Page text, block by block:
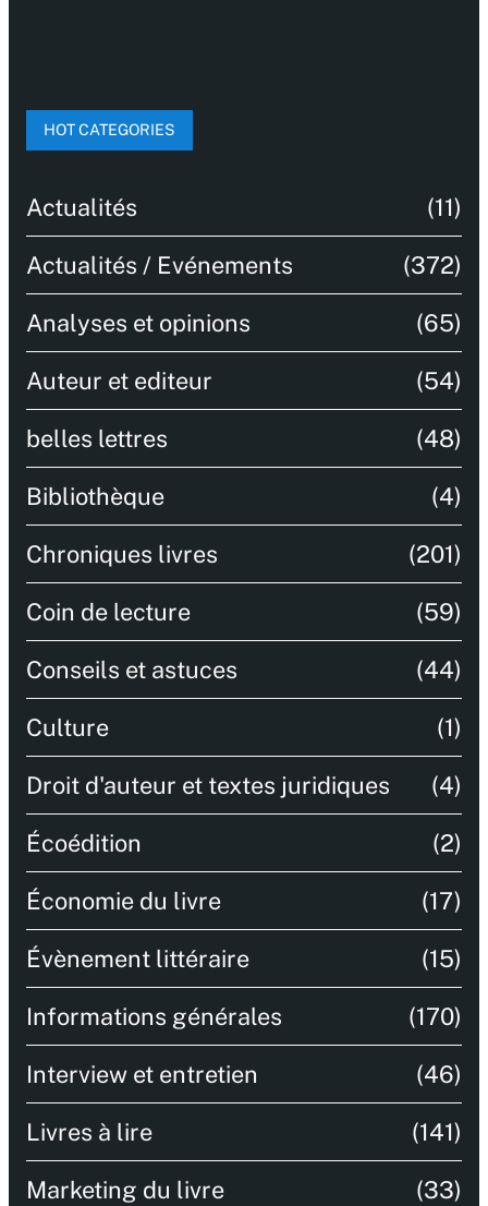
HOT CATEGORIES
Actualités (11)
Actualités / Evénements (372)
Analyses et opinions (65)
Auteur et editeur (54)
belles lettres (48)
Bibliothèque (4)
Chroniques livres (201)
Coin de lecture (59)
Conseils et astuces (44)
Culture (1)
Droit d'auteur et textes juridiques (4)
Écoédition (2)
Économie du livre (17)
Évènement littéraire (15)
Informations générales (170)
Interview et entretien (46)
Livres à lire (141)
Marketing du livre (33)